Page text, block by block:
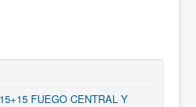
FUEGO CENTRAL Y